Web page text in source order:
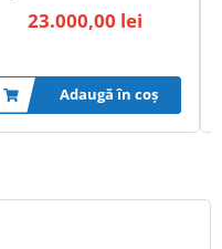
23.000,00 lei
Adaugă în coș